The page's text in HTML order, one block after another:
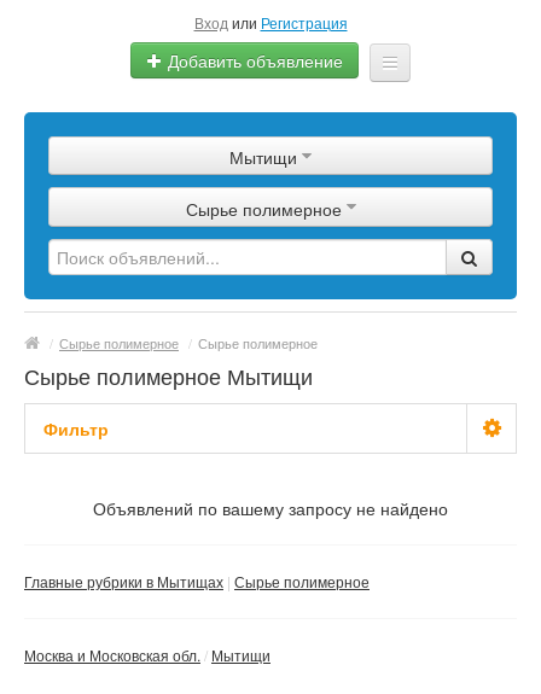
Вход или Регистрация
Добавить объявление
Сырье
Изделия
Оборудование
Еще
Мытищи
Сырье полимерное
/ Сырье полимерное / Сырье полимерное
Сырье полимерное Мытищи
Фильтр
Объявлений по вашему запросу не найдено
Главные рубрики в Мытищах Сырье полимерное
Москва и Московская обл. Мытищи